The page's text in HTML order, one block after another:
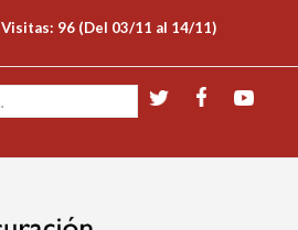
Visitas: 96 (Del 03/11 al 14/11)